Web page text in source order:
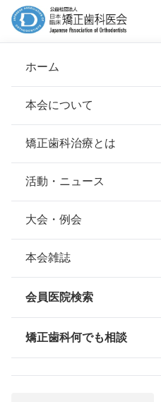
ホーム
本会について
会長挨拶
基本理念
組織について
本会の歴史
情報公開
矯正歯科治療とは
安心して治療を受けてい
安心できる矯正歯科治療
矯正歯科治療について
活動・ニュース
大会・例会
本会雑誌
会員医院検索
矯正歯科何でも相談
医療法人日進会名
ホーム 会員医院検索
医療法人日進会名古屋
所在地
愛知県
電話番号 052-